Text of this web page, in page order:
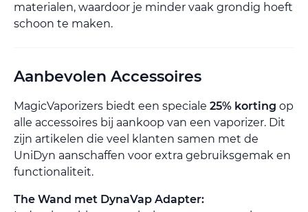
materialen, waardoor je minder vaak grondig hoeft
schoon te maken.
Aanbevolen Accessoires
MagicVaporizers biedt een speciale 25% korting op
alle accessoires bij aankoop van een vaporizer. Dit
zijn artikelen die veel klanten samen met de
UniDyn aanschaffen voor extra gebruiksgemak en
functionaliteit.
The Wand met DynaVap Adapter: